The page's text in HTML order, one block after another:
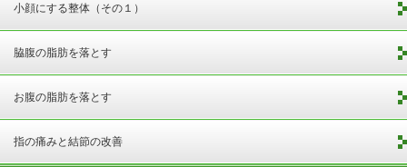
小顔にする整体（その１）
脇腹の脂肪を落とす
お腹の脂肪を落とす
指の痛みと結節の改善